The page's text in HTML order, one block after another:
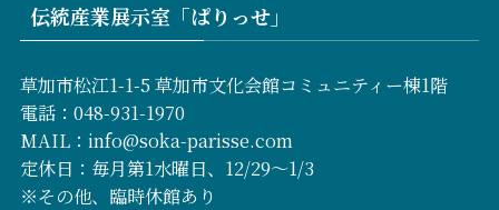
伝統産業展示室「ぱりっせ」
草加市松江1-1-5 草加市文化会館コミュニティー棟1階
電話：048-931-1970
MAIL：info@soka-parisse.com
定休日：毎月第1水曜日、12/29～1/3
※その他、臨時休館あり